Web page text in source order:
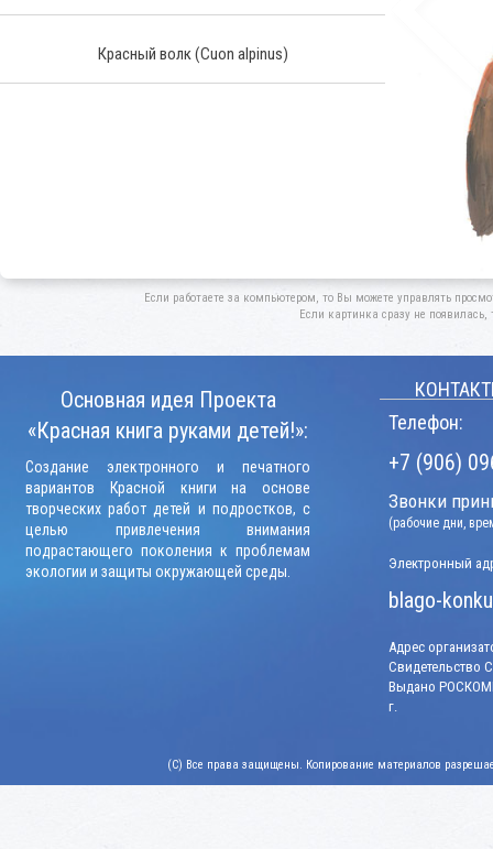
Красный волк(Cuon alpinus)
Если работаете за компьютером, то Вы можете управлять
Если картинка сразу не появилась,
Основная идея Проекта
«Красная книга руками детей!»:
Создание электронного и печатного
вариантов Красной книги на основе
творческих работ детей и подростков, с
целью привлечения внимания
подрастающего поколения к проблемам
экологии и защиты окружающей среды.
Телефон:
+7 (906)
Звонки
(рабочие дни,
Электронный
blago-
Адрес
Свидетельство
Выдано
г.
(C) Все права защищены. Копирование материалов